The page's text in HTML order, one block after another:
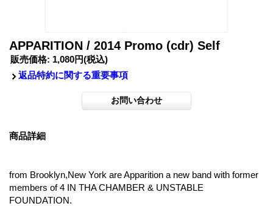
APPARITION / 2014 Promo (cdr) Self
販売価格: 1,080円(税込)
返品特約に関する重要事項
商品詳細
from Brooklyn,New York are Apparition a new band with former
members of 4 IN THA CHAMBER & UNSTABLE
FOUNDATION.